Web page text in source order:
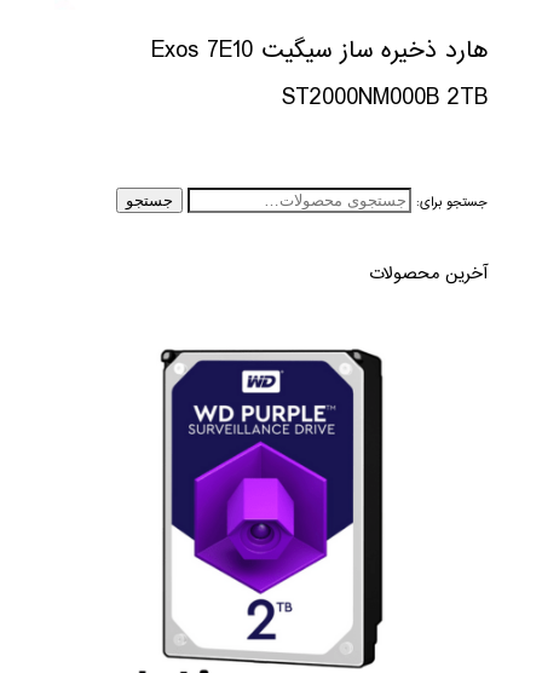
هارد ذخیره ساز سیگیت Exos 7E10
ST2000NM000B 2TB
جستجو برای: جستجو
آخرین محصولات